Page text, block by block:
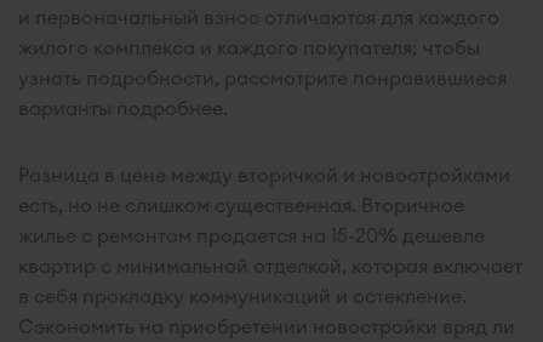
и первоначальный взнос отличаются для каждого
жилого комплекса и каждого покупателя; чтобы
узнать подробности, рассмотрите понравившиеся
варианты подробнее.
Разница в цене между вторичкой и новостройками
есть, но не слишком существенная. Вторичное
жилье с ремонтом продается на 15-20% дешевле
квартир с минимальной отделкой, которая включает
в себя прокладку коммуникаций и остекление.
Сэкономить на приобретении новостройки вряд ли